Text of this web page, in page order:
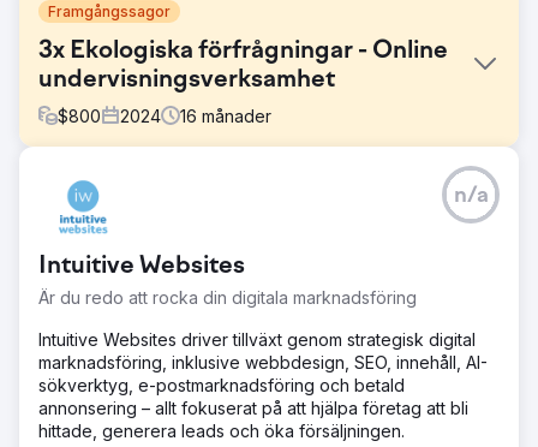
Framgångssagor
3x Ekologiska förfrågningar - Online
undervisningsverksamhet
$800 2024 16 månader
Utmaning
Undervisningsföretaget erbjöd högkvalitativa
onlinelektioner i GCSE- och A-Level-ämnen men kämpade
Deras webbplats saknade söksynlighet, hade svag
innehållsstruktur och byggdes på en daterad mall som
inte var optimerad för SEO eller konvertering. De
behövde en modern nylansering som kunde öka den
organiska räckvidden och generera konsekventa
förfrågningar från föräldrar och elever.
Lösning
Vi ledde den fullständiga nylanseringen och SEO-
Intuitive Websites
Är du redo att rocka din digitala marknadsföring
n/a
Intuitive Websites driver tillväxt genom strategisk digital
marknadsföring, inklusive webbdesign, SEO, innehåll, AI-
sökverktyg, e-postmarknadsföring och betald
annonsering – allt fokuserat på att hjälpa företag att bli
hittade, generera leads och öka försäljningen.